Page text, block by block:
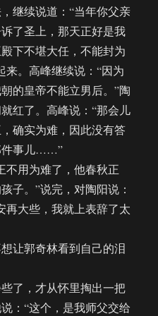
续说道：“当年你父亲
了圣上，那天正好是我
下不堪大任，不能封为
来。高峰继续说：“因为
的皇帝不能立男后。”陶
红了。高峰说：“那会儿
确实为难，因此没有答
件事儿……”
用为难了，他春秋正
子。”说完，对陶阳说：
再大些，我就上表辞了太
让郭奇林看到自己的泪
了，才从怀里掏出一把
：“这个，是我师父交给